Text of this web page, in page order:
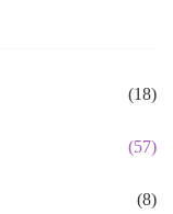
(18)
(57)
(8)